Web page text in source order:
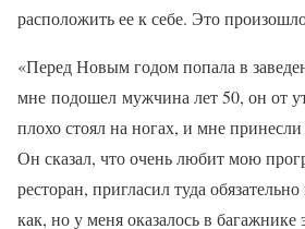
расположить ее к себе. Это
«Перед Новым годом попала в
мне подошел мужчина лет 50, он от
плохо стоял на ногах, и мне
Он сказал, что очень любит мою
ресторан, пригласил туда
как, но у меня оказалось в